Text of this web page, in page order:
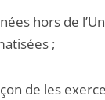
hors de
;
de les